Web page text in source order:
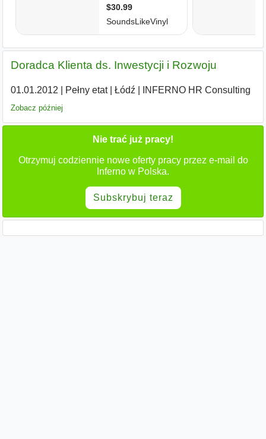
Doradca Klienta ds. Inwestycji i Rozwoju
01.01.2012 Pełny etat| Łódź INFERNO HR Consulting
Zobacz później
Nie trać już pracy!
Otrzymuj codziennie nowe oferty pracy przez e-mail do
Inferno w Polska.
Subskrybuj teraz